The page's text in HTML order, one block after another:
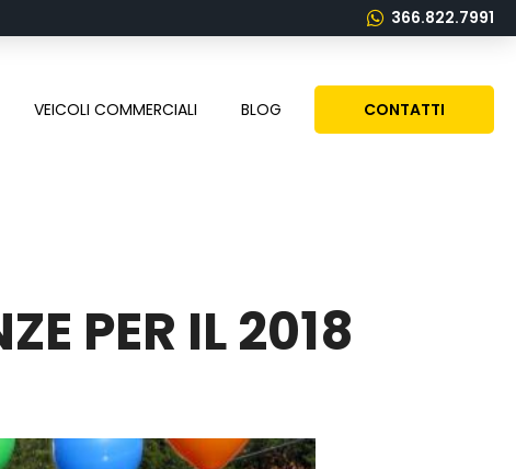
366.822.7991
VEICOLI COMMERCIALI BLOG CONTATTI
PER IL 2018